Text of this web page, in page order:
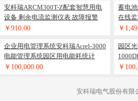
安科瑞ARCM300T-Z配套智慧用电
设备 剩余电流监测仪表 故障报警
￥910.00
蓄电
在线
￥
企业用电管理系统安科瑞Acrel-3000
电能管理系统园区用电能耗统计
￥100,000.00
园区
测
￥
安科瑞电气股份有限